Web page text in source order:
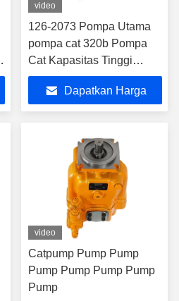
video
126-2073 Pompa Utama
pompa cat 320b Pompa
Cat Kapasitas Tinggi
Pompa Hidraulik
Dapatkan Harga
video
Catpump Pump Pump
Pump Pump Pump Pump
Pump